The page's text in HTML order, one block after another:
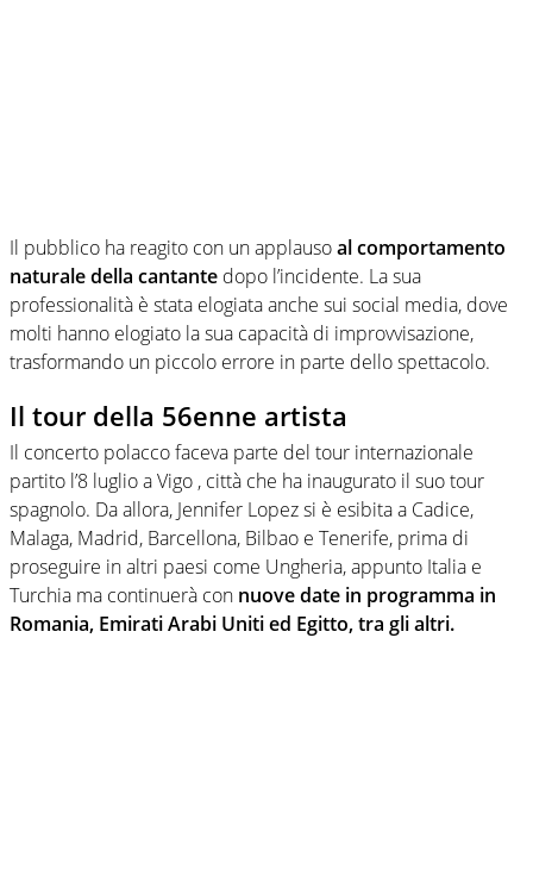
Il pubblico ha reagito con un applausoal comportamento
naturale della cantante dopo l’incidente. La sua
professionalità è stata elogiata anche sui social media, dove
molti hanno elogiato la sua capacità di improvvisazione,
trasformando un piccolo errore in parte dello spettacolo.
Il tour della 56enne artista
Il concerto polacco faceva parte del tour internazionale
partito l’8 luglio a Vigo , città che ha inaugurato il suo tour
spagnolo. Da allora, Jennifer Lopez si è esibita a Cadice,
Malaga, Madrid, Barcellona, Bilbao e Tenerife, prima di
proseguire in altri paesi come Ungheria, appunto Italia e
Turchia ma continuerà con nuove date in programma in
Romania, Emirati Arabi Uniti ed Egitto, tra gli altri.